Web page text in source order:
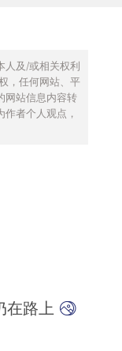
人及/或相关权利
，任何网站、平
网站信息内容转
者个人观点，
在路上